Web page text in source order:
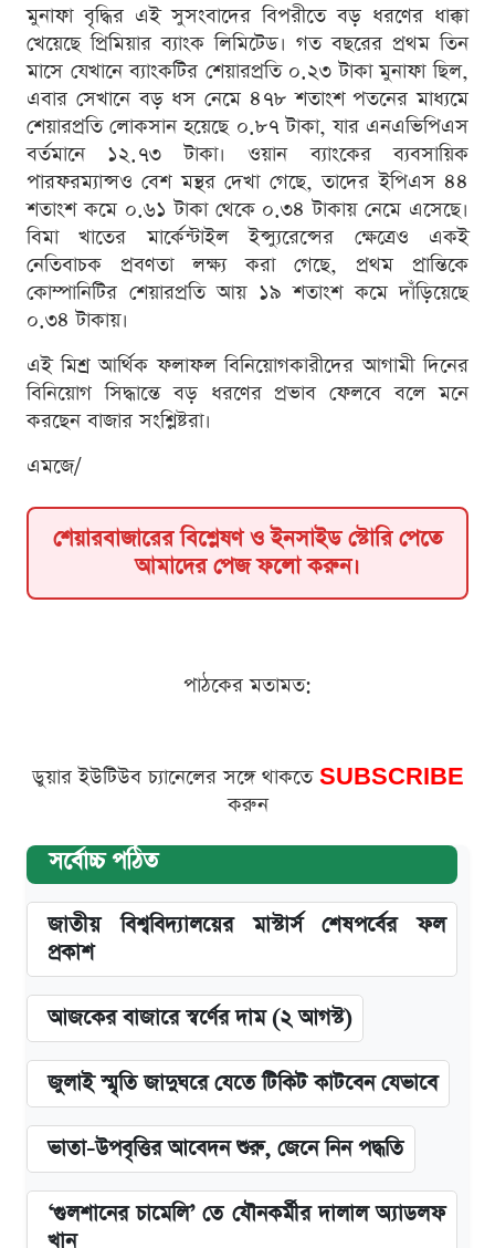
মুনাফা বৃদ্ধির এই সুসংবাদের বিপরীতে বড় ধরণের ধাক্কা
খেয়েছে প্রিমিয়ার ব্যাংক লিমিটেড। গত বছরের প্রথম তিন
মাসে যেখানে ব্যাংকটির শেয়ারপ্রতি ০.২৩ টাকা মুনাফা ছিল,
এবার সেখানে বড় ধস নেমে ৪৭৮ শতাংশ পতনের মাধ্যমে
শেয়ারপ্রতি লোকসান হয়েছে ০.৮৭ টাকা, যার এনএভিপিএস
বর্তমানে ১২.৭৩ টাকা। ওয়ান ব্যাংকের ব্যবসায়িক
পারফরম্যান্সও বেশ মন্থর দেখা গেছে, তাদের ইপিএস ৪৪
শতাংশ কমে ০.৬১ টাকা থেকে ০.৩৪ টাকায় নেমে এসেছে।
বিমা খাতের মার্কেন্টাইল ইন্স্যুরেন্সের ক্ষেত্রেও একই
নেতিবাচক প্রবণতা লক্ষ্য করা গেছে, প্রথম প্রান্তিকে
কোম্পানিটির শেয়ারপ্রতি আয় ১৯ শতাংশ কমে দাঁড়িয়েছে
০.৩৪ টাকায়।
এই মিশ্র আর্থিক ফলাফল বিনিয়োগকারীদের আগামী দিনের
বিনিয়োগ সিদ্ধান্তে বড় ধরণের প্রভাব ফেলবে বলে মনে
করছেন বাজার সংশ্লিষ্টরা।
এমজে/
শেয়ারবাজারের বিশ্লেষণ ও ইনসাইড স্টোরি পেতে
আমাদের পেজ ফলো করুন।
পাঠকের মতামত:
ডুয়ার ইউটিউব চ্যানেলের সঙ্গে থাকতে SUBSCRIBE
করুন
সর্বোচ্চ পঠিত
জাতীয় বিশ্ববিদ্যালয়ের মাস্টার্স শেষপর্বের ফল
প্রকাশ
আজকের বাজারে স্বর্ণের দাম (২ আগস্ট)
জুলাই স্মৃতি জাদুঘরে যেতে টিকিট কাটবেন যেভাবে
ভাতা-উপবৃত্তির আবেদন শুরু, জেনে নিন পদ্ধতি
‘গুলশানের চামেলি’ তে যৌনকর্মীর দালাল অ্যাডলফ
খান